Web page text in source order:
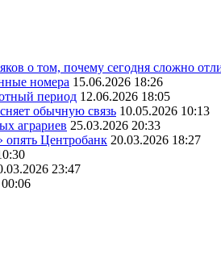
о том, почему сегодня сложно
номера 15.06.2026 18:26
период 12.06.2026 18:05
обычную связь 10.05.2026 10:13
аграриев 25.03.2026 20:33
опять Центробанк 20.03.2026 18:27
23:47